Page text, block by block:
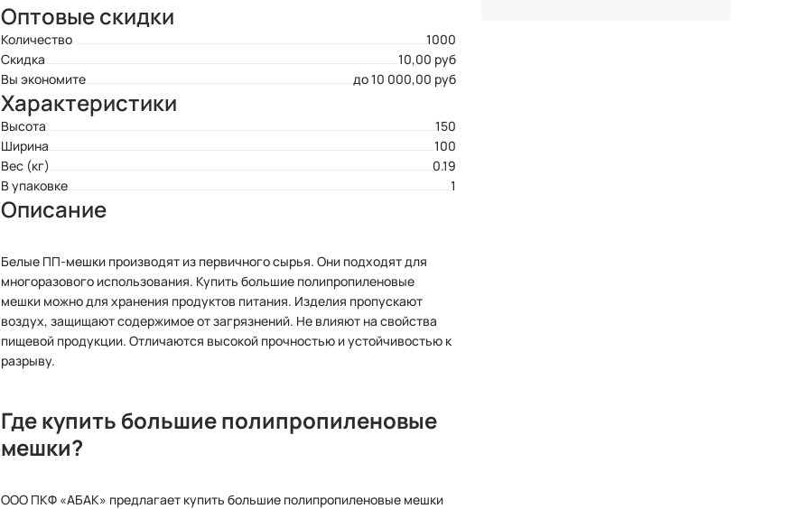
Оптовые скидки
Количество
1000
Скидка
10,00 руб
Вы экономите
до 10 000,00 руб
Характеристики
Высота
150
Ширина
100
Вес (кг)
0.19
В упаковке
1
Описание
Белые ПП-мешки производят из первичного сырья. Они подходят для
многоразового использования. Купить большие полипропиленовые
мешки можно для хранения продуктов питания. Изделия пропускают
воздух, защищают содержимое от загрязнений. Не влияют на свойства
пищевой продукции. Отличаются высокой прочностью и устойчивостью к
разрыву.
Где купить большие полипропиленовые
мешки?
ООО ПКФ «АБАК» предлагает купить большие полипропиленовые мешки